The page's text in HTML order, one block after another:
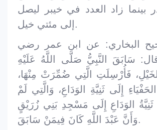
بينما زاد العدد في خيبر ليصل
إلى مئتي خيل.
البخاري: عن ابن عمر رضي
قال: سَابَقَ النَّبِيُّ صَلَّى اللَّهُ عَلَيْهِ
فَأُرْسِلَتِ الَّتِي ضُمِّرَتْ مِنْهَا،
إِلَى ثَنِيَّةِ الوَدَاعِ، وَالَّتِي لَمْ
الوَدَاعِ إِلَى مَسْجِدِ بَنِي زُرَيْقٍ
وَأَنَّ عَبْدَ اللَّهِ كَانَ فِيمَنْ سَابَقَ.